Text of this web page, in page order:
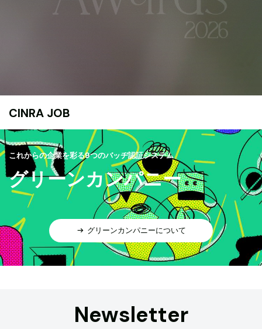
CINRA JOB
これからの企業を彩る9つのバッヂ認証システム
グリーンカンパニー
グリーンカンパニーについて
Newsletter